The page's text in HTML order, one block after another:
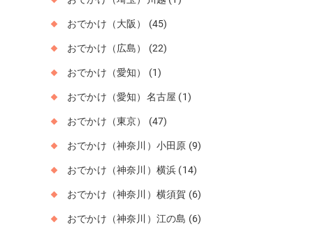
おでかけ（大阪） (45)
おでかけ（広島） (22)
おでかけ（愛知） (1)
おでかけ（愛知）名古屋 (1)
おでかけ（東京） (47)
おでかけ（神奈川）小田原 (9)
おでかけ（神奈川）横浜 (14)
おでかけ（神奈川）横須賀 (6)
おでかけ（神奈川）江の島 (6)